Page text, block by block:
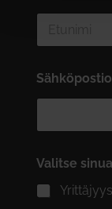
Valitse
Yrittäjyys